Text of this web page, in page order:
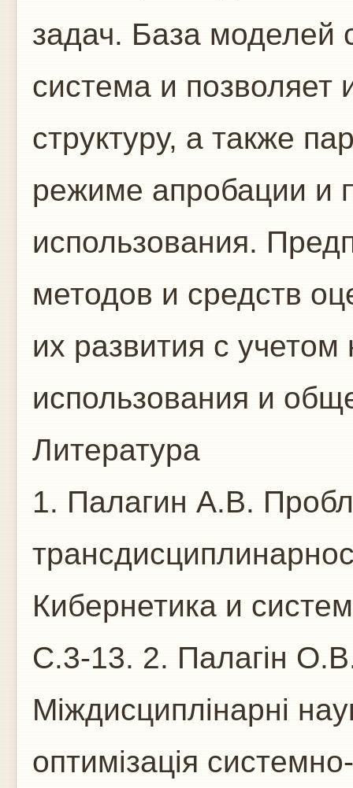
задач. База моделей
система и позволяет
структуру, а также
режиме апробации и
использования.
методов и средств
их развития с
использования и
Литература
1. Палагин А.В.
Кибернетика и
С.3-13. 2. Палагін
Міждисциплінарні
оптимізація